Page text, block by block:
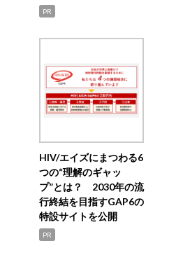
PR
HIV/エイズにまつわる6
つの“理解のギャッ
プ”とは？ 2030年の流
行終結を目指すGAP6の
特設サイトを公開
PR